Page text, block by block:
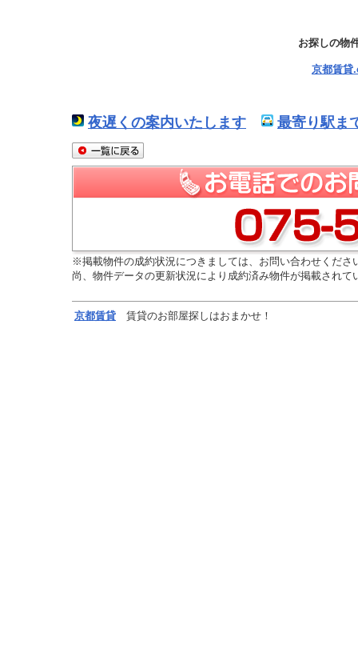
お探しの物
京都賃貸
夜遅くの案内いたします 最寄り駅ま
※掲載物件の成約状況につきましては、お問い合わせくださ
尚、物件データの更新状況により成約済み物件が掲載され
京都賃貸 賃貸のお部屋探しはおまかせ！